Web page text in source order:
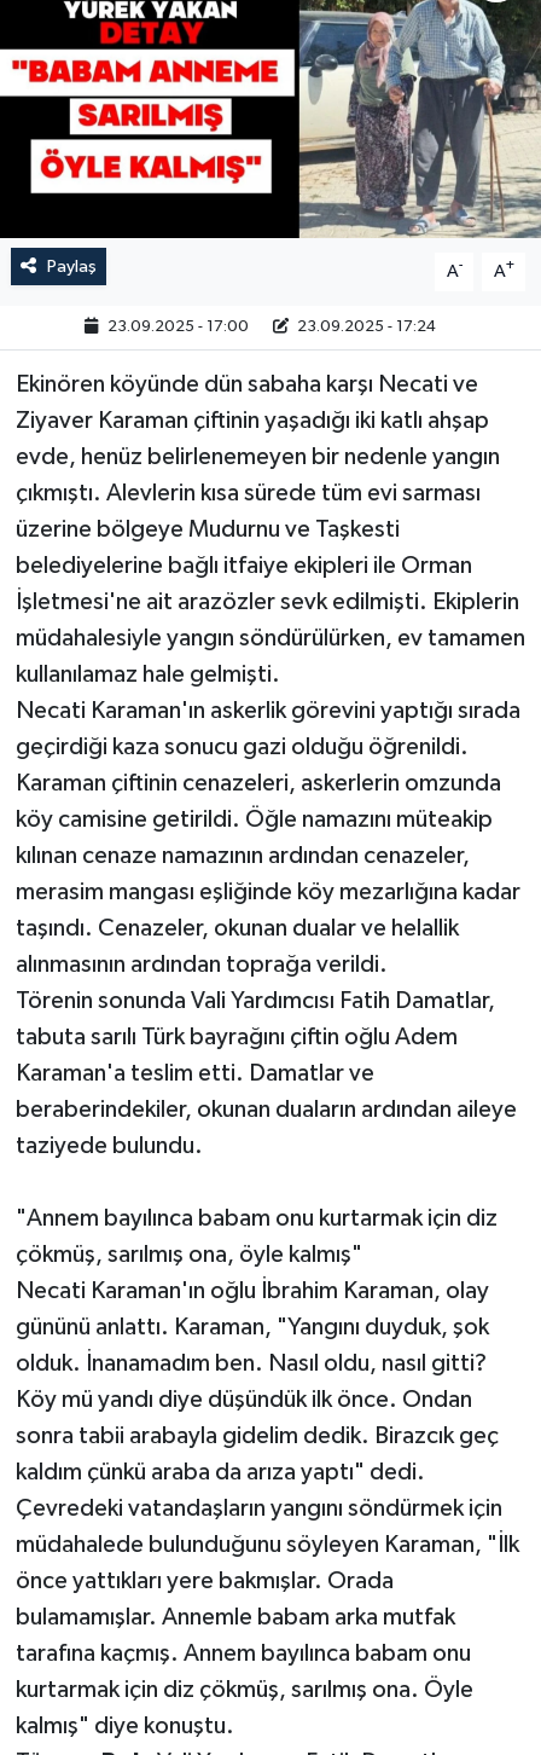
Paylaş A- A+
23.09.2025 - 17:00 23.09.2025 - 17:24
Ekinören köyünde dün sabaha karşı Necati ve
Ziyaver Karaman çiftinin yaşadığı iki katlı ahşap
evde, henüz belirlenemeyen bir nedenle yangın
çıkmıştı. Alevlerin kısa sürede tüm evi sarması
üzerine bölgeye Mudurnu ve Taşkesti
belediyelerine bağlı itfaiye ekipleri ile Orman
İşletmesi'ne ait arazözler sevk edilmişti. Ekiplerin
müdahalesiyle yangın söndürülürken, ev tamamen
kullanılamaz hale gelmişti.
Necati Karaman'ın askerlik görevini yaptığı sırada
geçirdiği kaza sonucu gazi olduğu öğrenildi.
Karaman çiftinin cenazeleri, askerlerin omzunda
köy camisine getirildi. Öğle namazını müteakip
kılınan cenaze namazının ardından cenazeler,
merasim mangası eşliğinde köy mezarlığına kadar
taşındı. Cenazeler, okunan dualar ve helallik
alınmasının ardından toprağa verildi.
Törenin sonunda Vali Yardımcısı Fatih Damatlar,
tabuta sarılı Türk bayrağını çiftin oğlu Adem
Karaman'a teslim etti. Damatlar ve
beraberindekiler, okunan duaların ardından aileye
taziyede bulundu.
"Annem bayılınca babam onu kurtarmak için diz
çökmüş, sarılmış ona, öyle kalmış"
Necati Karaman'ın oğlu İbrahim Karaman, olay
gününü anlattı. Karaman, "Yangını duyduk, şok
olduk. İnanamadım ben. Nasıl oldu, nasıl gitti?
Köy mü yandı diye düşündük ilk önce. Ondan
sonra tabii arabayla gidelim dedik. Birazcık geç
kaldım çünkü araba da arıza yaptı" dedi.
Çevredeki vatandaşların yangını söndürmek için
müdahalede bulunduğunu söyleyen Karaman, "İlk
önce yattıkları yere bakmışlar. Orada
bulamamışlar. Annemle babam arka mutfak
tarafına kaçmış. Annem bayılınca babam onu
kurtarmak için diz çökmüş, sarılmış ona. Öyle
kalmış" diye konuştu.